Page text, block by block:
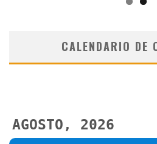
CALENDARIO DE
AGOSTO, 2026